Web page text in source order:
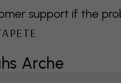
support if the
Arche